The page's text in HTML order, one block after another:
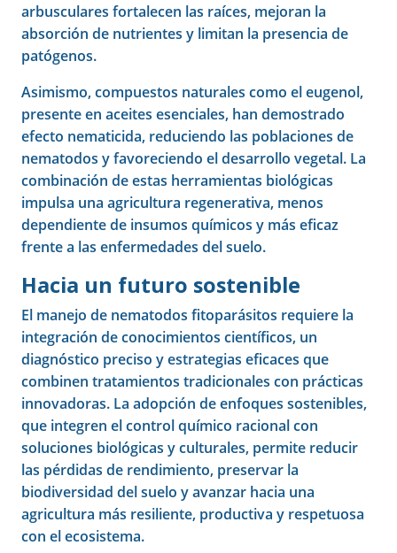
arbusculares fortalecen las raíces, mejoran la
absorción de nutrientes y limitan la presencia de
patógenos.
Asimismo, compuestos naturales como el eugenol,
presente en aceites esenciales, han demostrado
efecto nematicida, reduciendo las poblaciones de
nematodos y favoreciendo el desarrollo vegetal. La
combinación de estas herramientas biológicas
impulsa una agricultura regenerativa, menos
dependiente de insumos químicos y más eficaz
frente a las enfermedades del suelo.
Hacia un futuro sostenible
El manejo de nematodos fitoparásitos requiere la
integración de conocimientos científicos, un
diagnóstico preciso y estrategias eficaces que
combinen tratamientos tradicionales con prácticas
innovadoras. La adopción de enfoques sostenibles,
que integren el control químico racional con
soluciones biológicas y culturales, permite reducir
las pérdidas de rendimiento, preservar la
biodiversidad del suelo y avanzar hacia una
agricultura más resiliente, productiva y respetuosa
con el ecosistema.